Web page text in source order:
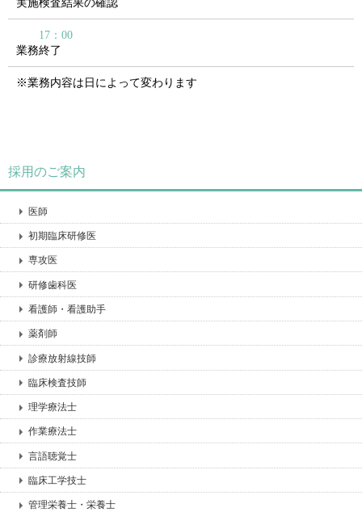
実施検査結果の確認
17：00
業務終了
※業務内容は日によって変わります
採用のご案内
医師
初期臨床研修医
専攻医
研修歯科医
看護師・看護助手
薬剤師
診療放射線技師
臨床検査技師
理学療法士
作業療法士
言語聴覚士
臨床工学技士
管理栄養士・栄養士